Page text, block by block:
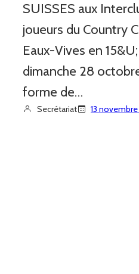
SUISSES aux
joueurs du Country
Eaux-Vives en
dimanche 28
forme de…
Secrétariat 13 novembre